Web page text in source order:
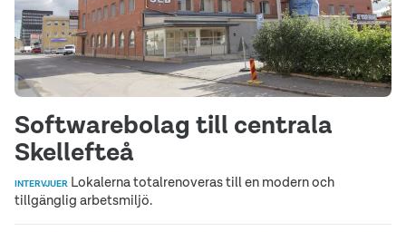
Softwarebolag till centrala
Skellefteå
INTERVJUER Lokalerna totalrenoveras till en modern och
tillgänglig arbetsmiljö.